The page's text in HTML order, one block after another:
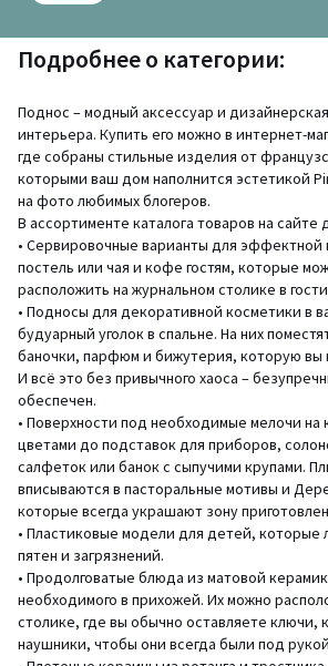
Подробнее о категории:
Поднос – модный аксессуар и
интерьера. Купить его можно в интернет-
где собраны стильные изделия от
которыми ваш дом наполнится эстетикой
на фото любимых блогеров.
В ассортименте каталога товаров на сайте
• Сервировочные варианты для эффектной
постель или чая и кофе гостям, которые
расположить на журнальном столике в
• Подносы для декоративной косметики в
будуарный уголок в спальне. На них
баночки, парфюм и бижутерия, которую вы
И всё это без привычного хаоса –
обеспечен.
• Поверхности под необходимые мелочи на
цветами до подставок для приборов,
салфеток или банок с сыпучими крупами.
вписываются в пасторальные мотивы и
которые всегда украшают зону
• Пластиковые модели для детей, которые
пятен и загрязнений.
• Продолговатые блюда из матовой
необходимого в прихожей. Их можно
столике, где вы обычно оставляете ключи,
наушники, чтобы они всегда были под